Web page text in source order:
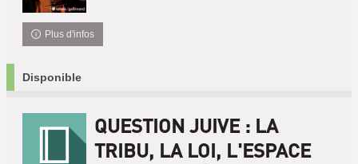
Plus d'infos
Disponible
QUESTION JUIVE : LA
TRIBU, LA LOI, L'ESPACE